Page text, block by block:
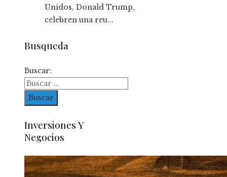
Unidos, Donald Trump,
celebren una reu...
Busqueda
Buscar:
Inversiones Y
Negocios